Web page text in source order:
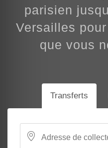
parisien
Versailles
que vous
Transferts